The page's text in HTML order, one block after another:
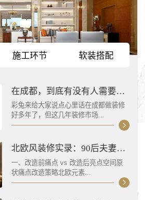
施工环节 软装搭配
在成都，到底有没有人需要装修啊？
彩兔来给大家说点心里话在成都做装修
好多年了，但这几年装修市场...
北欧风装修实录：90后夫妻的90㎡日光宅,治愈系生活提案
一、改造前痛点 vs 改造后亮点空间原
状痛点改造策略北欧元素...